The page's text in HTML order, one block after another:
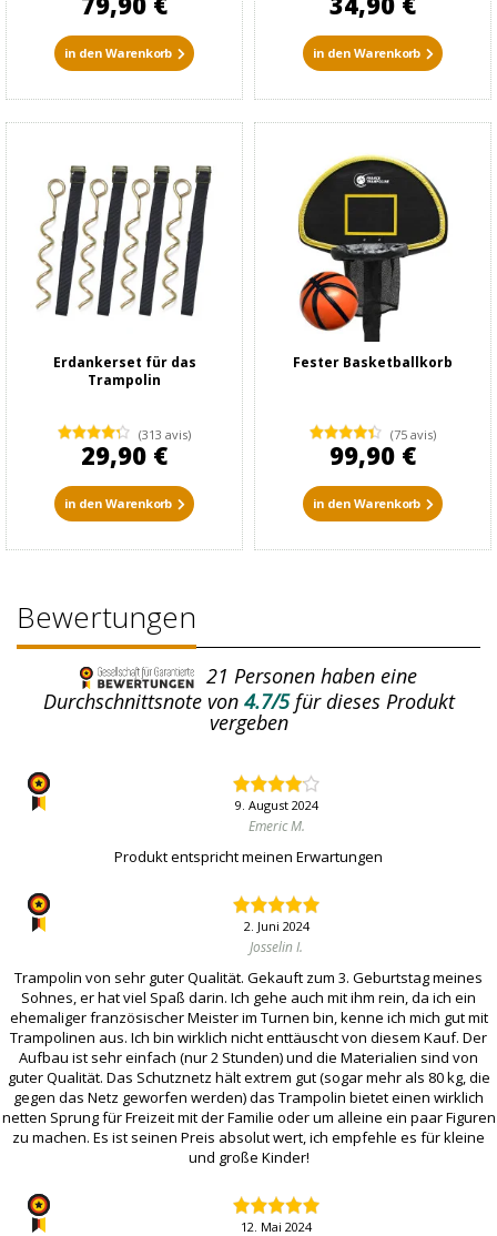
in den Warenkorb in den Warenkorb
Erdankerset für das
Trampolin
(313 avis)
29,90 €
in den Warenkorb
Fester Basketballkorb
(75 avis)
99,90 €
in den Warenkorb
Bewertungen
21 Personen haben eine
Durchschnittsnote von4.7/5 für dieses Produkt
vergeben
9. August 2024
Emeric M.
Produkt entspricht meinen Erwartungen
2. Juni 2024
Josselin I.
Trampolin von sehr guter Qualität. Gekauft zum 3. Geburtstag meines
Sohnes, er hat viel Spaß darin. Ich gehe auch mit ihm rein, da ich ein
ehemaliger französischer Meister im Turnen bin, kenne ich mich gut mit
Trampolinen aus. Ich bin wirklich nicht enttäuscht von diesem Kauf. Der
Aufbau ist sehr einfach (nur 2 Stunden) und die Materialien sind von
guter Qualität. Das Schutznetz hält extrem gut (sogar mehr als 80 kg, die
gegen das Netz geworfen werden) das Trampolin bietet einen wirklich
netten Sprung für Freizeit mit der Familie oder um alleine ein paar Figuren
zu machen. Es ist seinen Preis absolut wert, ich empfehle es für kleine
und große Kinder!
12. Mai 2024